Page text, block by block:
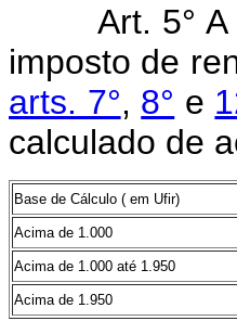
Art. 5°
imposto de
arts. 7°, 8° e
calculado de
Base de Cálculo ( em Ufir)
Acima de 1.000
Acima de 1.000 até 1.950
Acima de 1.950